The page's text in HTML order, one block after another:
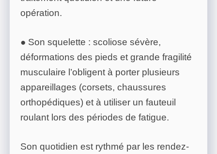
opération.
● Son squelette : scoliose sévère,
déformations des pieds et grande fragilité
musculaire l’obligent à porter plusieurs
appareillages (corsets, chaussures
orthopédiques) et à utiliser un fauteuil
roulant lors des périodes de fatigue.
Son quotidien est rythmé par les rendez-